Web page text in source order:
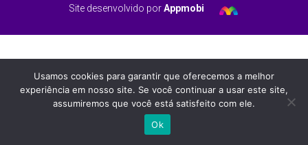
Site desenvolvido porAppmobi
Usamos cookies para garantir que oferecemos a melhor
experiência em nosso site. Se você continuar a usar este site,
assumiremos que você está satisfeito com ele.
Ok